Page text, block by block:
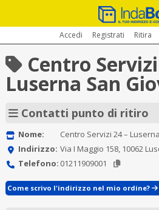
Accedi Registrati Ritira
Centro Servizi
Luserna San
Contatti punto di ritiro
Nome:
Centro Servizi 24 –
Indirizzo: Via I Maggio 158, 10062
Telefono: 01211909001
Come scrivo l'indirizzo nel mio ordine?